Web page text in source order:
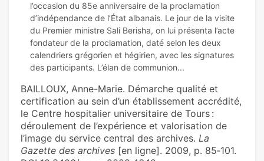
l’occasion du 85e anniversaire de la proclamation
d’indépendance de l’État albanais. Le jour de la visite
du Premier ministre Sali Berisha, on lui présenta l’acte
fondateur de la proclamation, daté selon les deux
calendriers grégorien et hégirien, avec les signatures
BAILLOUX, Anne-Marie. Démarche qualité et
certification au sein d’un établissement accrédité,
le Centre hospitalier universitaire de Tours :
déroulement de l’expérience et valorisation de
l’image du service central des archives. La
Gazette des archives [en ligne]. 2009, p. 85‑101.